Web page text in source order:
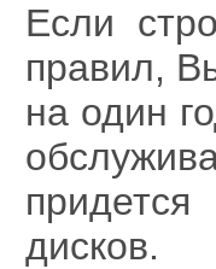
Если
правил,
на один
дисков.